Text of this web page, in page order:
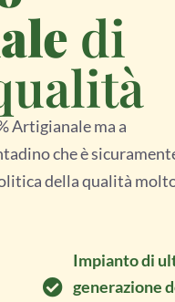
di
Artigianale ma a
che è
della qualità
Impianto di
generazione